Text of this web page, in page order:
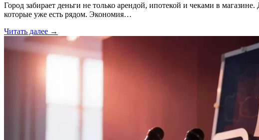
Город забирает деньги не только арендой, ипотекой и чеками в
которые уже есть рядом. Экономия…
Читать далее →